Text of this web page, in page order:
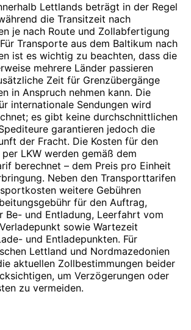
Lettlands beträgt in der Regel
die Transitzeit nach
je nach Route und Zollabfertigung
Transporte aus dem Baltikum nach
ist es wichtig zu beachten, dass die
mehrere Länder passieren
Zeit für Grenzübergänge
in Anspruch nehmen kann. Die
internationale Sendungen wird
es gibt keine durchschnittlichen
garantieren jedoch die
der Fracht. Die Kosten für den
LKW werden gemäß dem
berechnet – dem Preis pro Einheit
Neben den Transporttarifen
weitere Gebühren
für den Auftrag,
Be- und Entladung, Leerfahrt vom
sowie Wartezeit
und Entladepunkten. Für
Lettland und Nordmazedonien
aktuellen Zollbestimmungen beider
um Verzögerungen oder
zu vermeiden.